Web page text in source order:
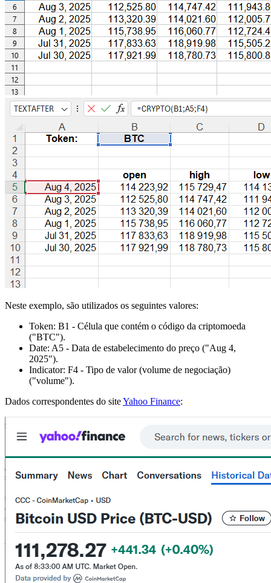
Neste exemplo, são utilizados os seguintes valores:
Token: B1 - Célula que contém o código da criptomoeda
("BTC").
Date: A5 - Data de estabelecimento do preço ("Aug 4,
2025").
Indicator: F4 - Tipo de valor (volume de negociação)
("volume").
Dados correspondentes do siteYahoo Finance: